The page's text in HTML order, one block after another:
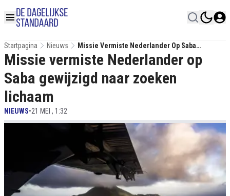
Startpagina Nieuws
Missie Vermiste Nederlander Op Saba
Gewijzigd Naar Zoeken Lichaam
Missie vermiste Nederlander op
Saba gewijzigd naar zoeken
lichaam
NIEUWS•21 MEI , 1:32